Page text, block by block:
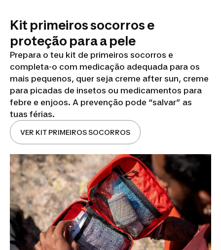
Kit primeiros socorros e
proteção para a pele
Prepara o teu kit de primeiros socorros e
completa-o com medicação adequada para os
mais pequenos, quer seja creme after sun, creme
para picadas de insetos ou medicamentos para
febre e enjoos. A prevenção pode “salvar” as
tuas férias.
VER KIT PRIMEIROS SOCORROS